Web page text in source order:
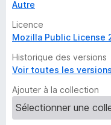
Autre
Licence
Mozilla Public License
Historique des versions
Voir toutes les versions
Ajouter à la collection